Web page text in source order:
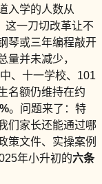
入学的人数从
这一刀切改革让不
琴或三年编程敲开
量并未减少，
、十一学校、101
名额仍维持在约
。问题来了：特
们家长还能通过哪
策文件、实操案例
年小升初的六条